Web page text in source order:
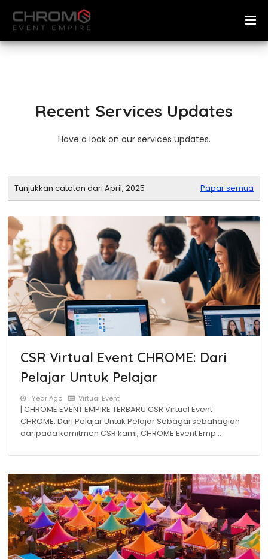
Recent Services Updates
Have a look on our services updates.
Tunjukkan catatan dari April, 2025 Papar semua
CSR Virtual Event CHROME: Dari
Pelajar Untuk Pelajar
1 Year Ago Virtual Event
| CHROME EVENT EMPIRE TERBARU CSR Virtual Event
CHROME: Dari Pelajar Untuk Pelajar Sebagai sebahagian
daripada komitmen CSR kami, CHROME Event Emp…